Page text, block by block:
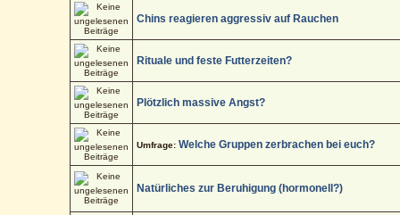
Chins reagieren aggressiv auf Rauchen
Rituale und feste Futterzeiten?
Plötzlich massive Angst?
Umfrage:Welche Gruppen zerbrachen bei euch?
Natürliches zur Beruhigung (hormonell?)